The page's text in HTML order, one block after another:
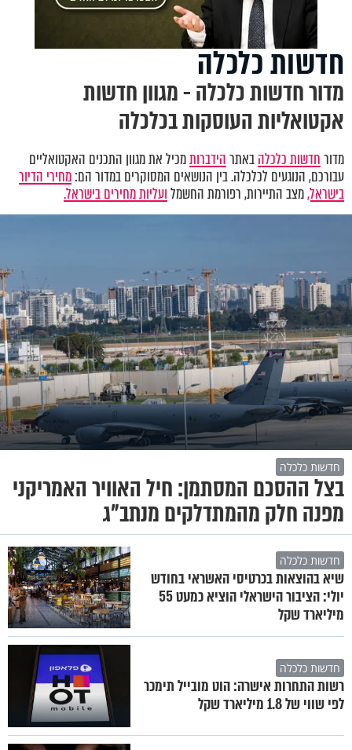
חדשות כלכלה
מדור חדשות כלכלה - מגוון חדשות
אקטואליות העוסקות בכלכלה
מדורחדשות כלכלהבאתרהידברותמכיל את מגוון התכנים האקטואליים
עבורכם, הנוגעים לכלכלה. בין הנושאים המסוקרים במדור הם:מחירי הדיור
בישראל,מצב התיירות, רפורמת החשמלועליות מחירים בישראל.
חדשות כלכלה
בצל ההסכם המסתמן: חיל האוויר האמריקני
מפנה חלק מהמתדלקים מנתב"ג
חדשות כלכלה
שיא בהוצאות בכרטיסי האשראי בחודש
יולי: הציבור הישראלי הוציא כמעט 55
מיליארד שקל
חדשות כלכלה
רשות התחרות אישרה: הוט מובייל תימכר
לפי שווי של 1.8 מיליארד שקל